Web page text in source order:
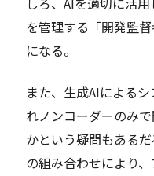
を管理する「開発監
になる。
また、生成AIによる
れノンコーダーのみ
かという疑問もある
の組み合わせにより